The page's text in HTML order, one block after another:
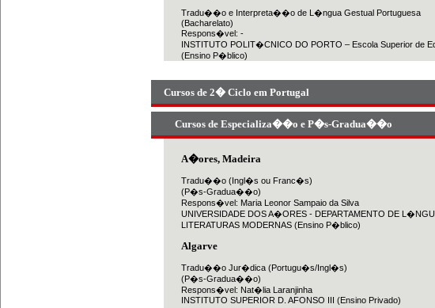
Tradu��o e Interpreta��o de L�ngua Gestual Portuguesa
(Bacharelato)
Respons�vel: -
INSTITUTO POLIT�CNICO DO PORTO – Escola Superior de
(Ensino P�blico)
Cursos de 2� Ciclo em Portugal
Cursos de Especializa��o e P�s-Gradua��o
A�ores, Madeira
Tradu��o (Ingl�s ou Franc�s)
(P�s-Gradua��o)
Respons�vel: Maria Leonor Sampaio da Silva
UNIVERSIDADE DOS A�ORES - DEPARTAMENTO DE
LITERATURAS MODERNAS (Ensino P�blico)
Algarve
Tradu��o Jur�dica (Portugu�s/Ingl�s)
(P�s-Gradua��o)
Respons�vel: Nat�lia Laranjinha
INSTITUTO SUPERIOR D. AFONSO III (Ensino Privado)